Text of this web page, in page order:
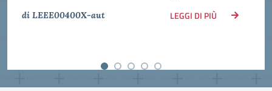
di LEEE00400X-aut
LEGGI DI PIÙ